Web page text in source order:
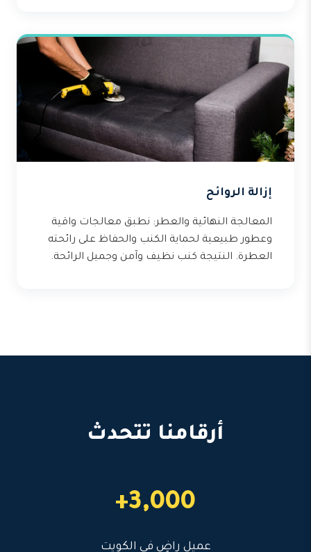
إزالة الروائح
المعالجة النهائية والعطر: نطبق معالجات واقية
وعطور طبيعية لحماية الكنب والحفاظ على رائحته
العطرة. النتيجة كنب نظيف وآمن وجميل الرائحة.
أرقامنا تتحدث
3,000+
عميل راضٍ في الكويت